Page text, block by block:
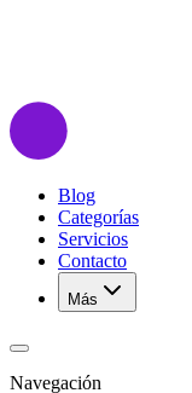
Blog
Categorías
Servicios
Contacto
Más
Navegación